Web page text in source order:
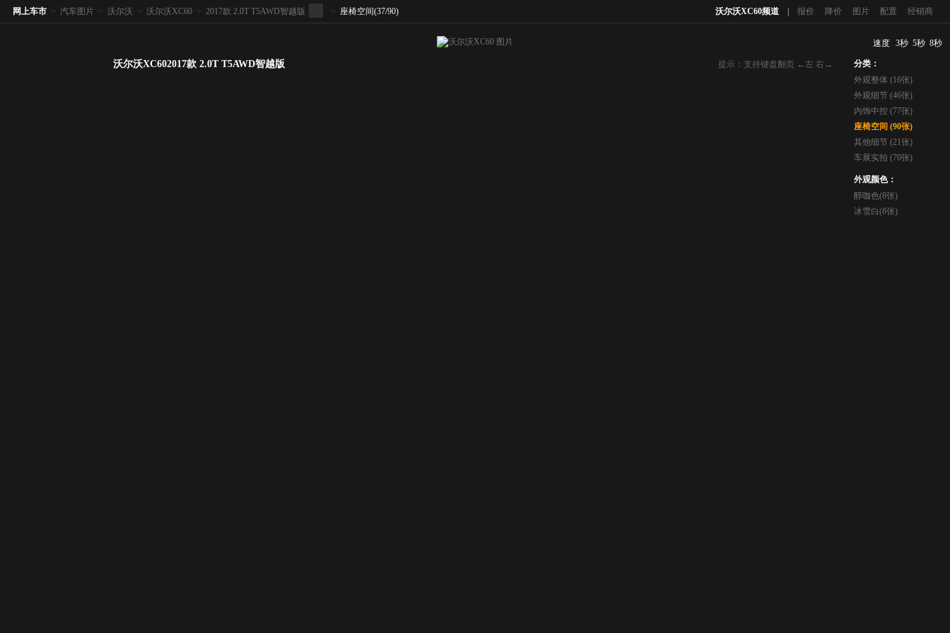
沃尔沃XC60频道 报价 降价 图片 配置 经销商
网上车市 > 汽车图片 > 沃尔沃 > 沃尔沃XC60 > 2017款 2.0T T5AWD智越版 > 座椅空间(37/90)
提示：支持键盘翻页 ←左 右→
沃尔沃XC602017款 2.0T T5AWD智越版
速度 3秒 5秒 8秒
分类：
外观整体 (16张)
外观细节 (46张)
内饰中控 (77张)
座椅空间 (90张)
其他细节 (21张)
车展实拍 (70张)
外观颜色：
醇咖色(8张)
冰雪白(8张)